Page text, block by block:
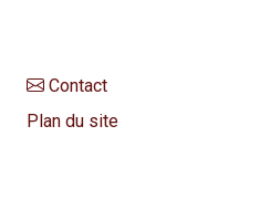
Contact
Plan du site